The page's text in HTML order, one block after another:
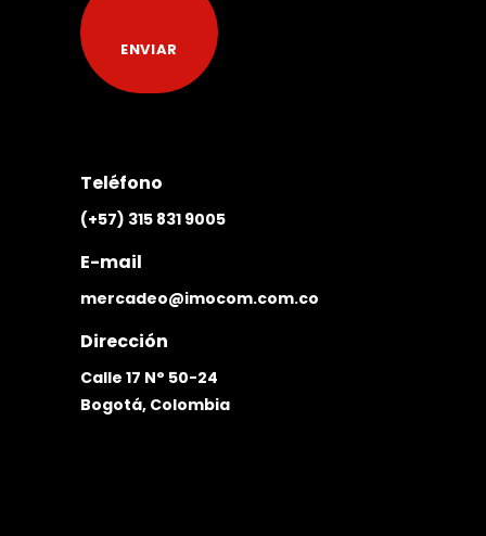
Teléfono
(+57) 315 831 9005
E-mail
mercadeo@imocom.com.co
Dirección
Calle 17 N° 50-24
Bogotá, Colombia